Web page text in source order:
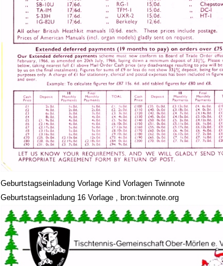
Geburtstagseinladung Vorlage Kind Vorlagen Twinnote
Geburtstagseinladung 16 Vorlage , bron:twinnote.org